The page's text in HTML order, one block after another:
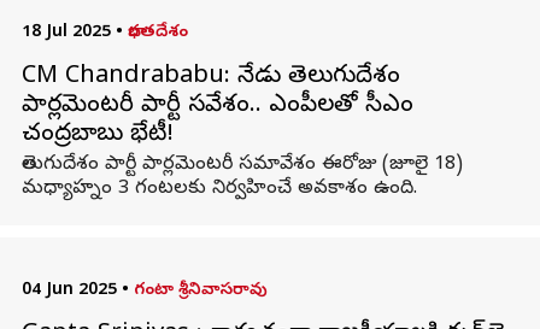
18 Jul 2025 • భారతదేశం
CM Chandrababu: నేడు తెలుగుదేశం
పార్లమెంటరీ పార్టీ సమావేశం.. ఎంపీలతో సీఎం
చంద్రబాబు భేటీ!
తెలుగుదేశం పార్టీ పార్లమెంటరీ సమావేశం ఈరోజు (జూలై 18)
మధ్యాహ్నం 3 గంటలకు నిర్వహించే అవకాశం ఉంది.
04 Jun 2025 • గంటా శ్రీనివాసరావు